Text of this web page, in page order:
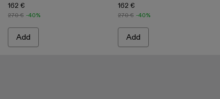
162 €
270 € -40%
Add
162 €
270 € -40%
Add